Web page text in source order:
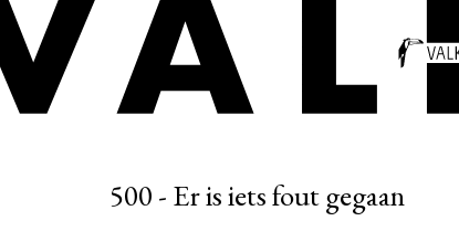
500 - Er is iets fout gegaan